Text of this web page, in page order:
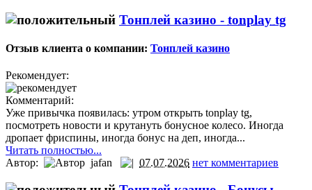
Тонплей казино - tonplay tg
Отзыв клиента о компании: Тонплей казино
Рекомендует:
Комментарий:
Уже привычка появилась: утром открыть tonplay tg,
посмотреть новости и крутануть бонусное колесо. Иногда
дропает фриспины, иногда бонус на деп, иногда...
Читать полностью...
Автор:
jafan 07.07.2026 нет комментариев